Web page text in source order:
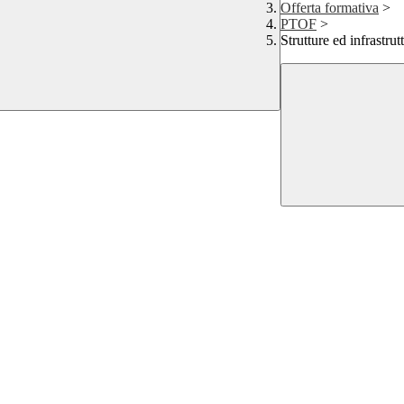
Offerta formativa >
PTOF >
Strutture ed